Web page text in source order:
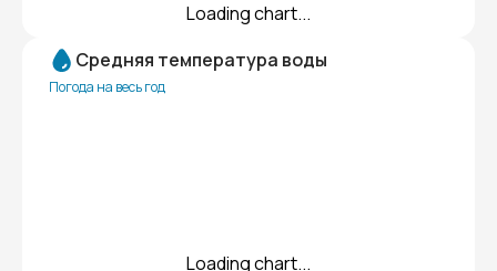
Loading chart...
Средняя температура воды
Погода на весь год
Loading chart...